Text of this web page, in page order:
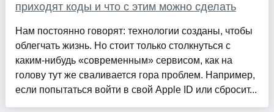
приходят коды и что с этим можно сделать
Нам постоянно говорят: технологии созданы, чтобы
облегчать жизнь. Но стоит только столкнуться с
каким-нибудь «современным» сервисом, как на
голову тут же сваливается гора проблем. Например,
если попытаться войти в свой Apple ID или сбросит...